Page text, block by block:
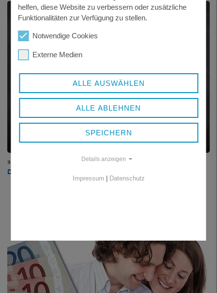
22.06.2022
DIE FAMILIENKASSE BAYERN SÜD INFORMIERT:
helfen, diese Website zu verbessern oder zusätzliche
Funktionalitäten zur Verfügung zu stellen.
Notwendige Cookies
Externe Medien
ALLE AUSWÄHLEN
ALLE ABLEHNEN
SPEICHERN
Details anzeigen
Impressum Datenschutz